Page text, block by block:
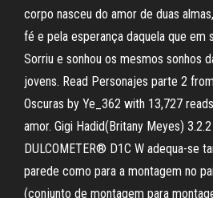
corpo nasceu do amor de duas
fé e pela esperança daquela que em
Sorriu e sonhou os mesmos sonhos
jovens. Read Personajes parte 2
Oscuras by Ye_362 with 13,727
amor. Gigi Hadid(Britany Meyes)
DULCOMETER® D1C W adequa-se
parede como para a montagem no
(conjunto de montagem para